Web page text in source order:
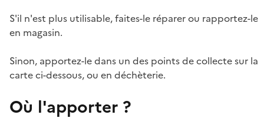
S'il n'est plus utilisable, faites-le réparer ou rapportez-le
en magasin.
Sinon, apportez-le dans un des points de collecte sur la
carte ci-dessous, ou en déchèterie.
Où l'apporter ?